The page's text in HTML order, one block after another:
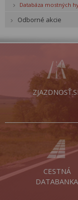
Databáza mostných
Odborné akcie
CESTNÁ
DATABANKA